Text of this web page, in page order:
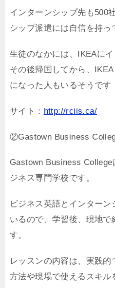
インターンシップ先も500
シップ派遣には自信を持っ
生徒のなかには、IKEAに
その後帰国してから、
になった人もいるそうです
サイト： http://rciis.ca/
②Gastown Business
Gastown Business
ジネス専門学校です。
ビジネス英語とインター
いるので、学習後、現地で
す。
レッスンの内容は、実践
方法や現場で使えるスキル